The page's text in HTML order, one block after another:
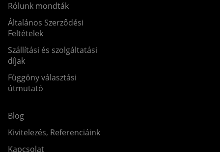
Rólunk mondták
Általános Szerződési
Feltételek
Szállítási és szolgáltatási
díjak
Függöny választási
útmutató
Blog
Kivitelezés, Referenciáink
Kapcsolat